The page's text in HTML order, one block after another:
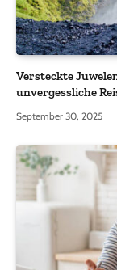
Versteckte
unvergessliche
September 30, 2025